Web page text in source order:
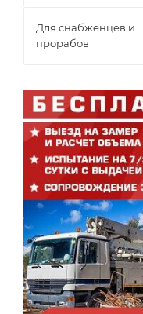
Для снабженцев и
прорабов